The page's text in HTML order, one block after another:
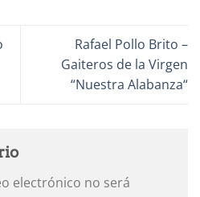
Rafael Pollo Brito –
Gaiteros de la Virgen
“Nuestra Alabanza“
electrónico no será